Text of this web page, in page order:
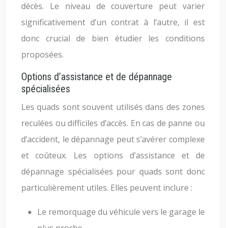
décès. Le niveau de couverture peut varier
significativement d’un contrat à l’autre, il est
donc crucial de bien étudier les conditions
proposées.
Options d’assistance et de dépannage
spécialisées
Les quads sont souvent utilisés dans des zones
reculées ou difficiles d’accès. En cas de panne ou
d’accident, le dépannage peut s’avérer complexe
et coûteux. Les options d’assistance et de
dépannage spécialisées pour quads sont donc
particulièrement utiles. Elles peuvent inclure :
Le remorquage du véhicule vers le garage le